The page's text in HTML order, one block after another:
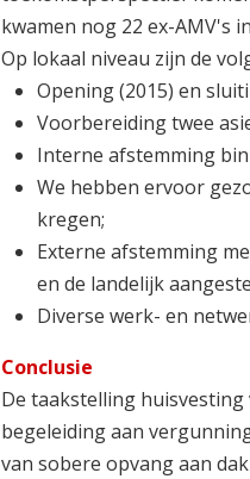
kwamen nog 22 ex-AMV's
Op lokaal niveau zijn de
Opening (2015) en
Voorbereiding twee
Interne afstemming
We hebben ervoor
kregen;
Externe afstemming
en de landelijk
Diverse werk- en
Conclusie
De taakstelling
begeleiding aan
van sobere opvang aan